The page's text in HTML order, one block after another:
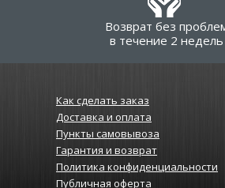
Возврат без
в течение 2 недель
Как сделать заказ
Доставка и оплата
Пункты самовывоза
Гарантия и возврат
Политика конфиденциальности
Публичная оферта